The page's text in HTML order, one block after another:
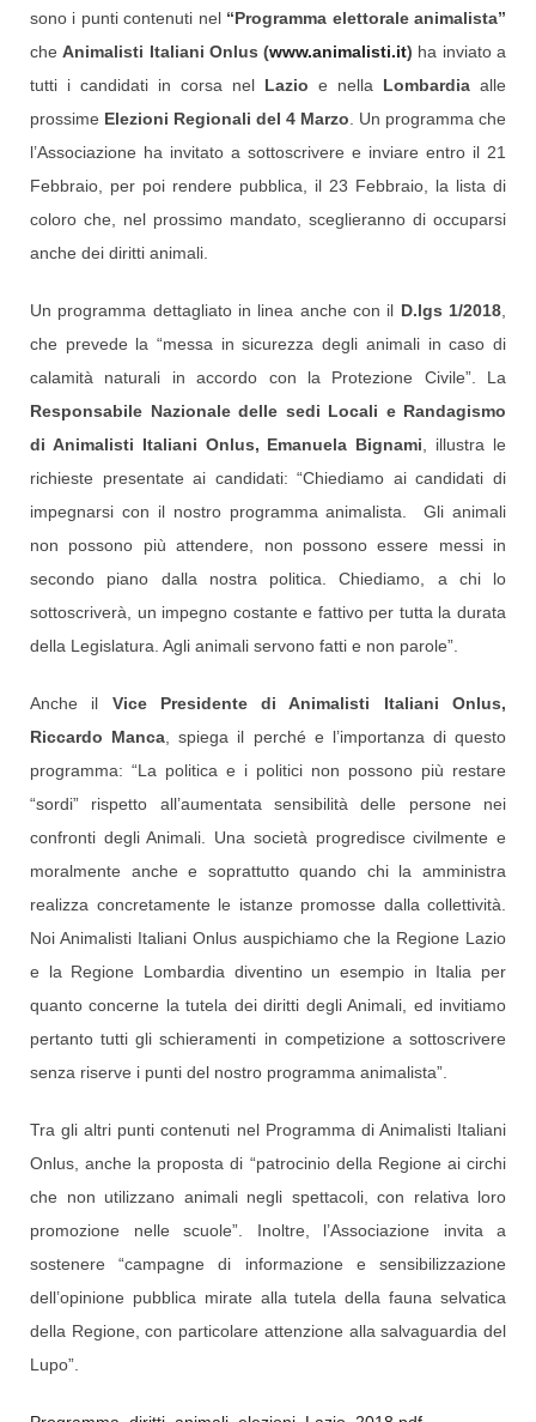
sono i punti contenuti nel “Programma elettorale animalista”
cheAnimalisti Italiani Onlus (www.animalisti.it) ha inviato a
tutti i candidati in corsa nel Lazio e nella Lombardia alle
prossime Elezioni Regionali del 4 Marzo. Un programma che
l’Associazione ha invitato a sottoscrivere e inviare entro il 21
Febbraio, per poi rendere pubblica, il 23 Febbraio, la lista di
coloro che, nel prossimo mandato, sceglieranno di occuparsi
anche dei diritti animali.
Un programma dettagliato in linea anche con il D.lgs 1/2018,
che prevede la “messa in sicurezza degli animali in caso di
calamità naturali in accordo con la Protezione Civile”. La
Responsabile Nazionale delle sedi Locali e Randagismo
di Animalisti Italiani Onlus, Emanuela Bignami, illustra le
richieste presentate ai candidati: “Chiediamo ai candidati di
impegnarsi con il nostro programma animalista. Gli animali
non possono più attendere, non possono essere messi in
secondo piano dalla nostra politica. Chiediamo, a chi lo
sottoscriverà, un impegno costante e fattivo per tutta la durata
della Legislatura. Agli animali servono fatti e non parole”.
Anche il Vice Presidente di Animalisti Italiani Onlus,
Riccardo Manca, spiega il perché e l’importanza di questo
programma: “La politica e i politici non possono più restare
“sordi” rispetto all’aumentata sensibilità delle persone nei
confronti degli Animali. Una società progredisce civilmente e
moralmente anche e soprattutto quando chi la amministra
realizza concretamente le istanze promosse dalla collettività.
Noi Animalisti Italiani Onlus auspichiamo che la Regione Lazio
e la Regione Lombardia diventino un esempio in Italia per
quanto concerne la tutela dei diritti degli Animali, ed invitiamo
pertanto tutti gli schieramenti in competizione a sottoscrivere
senza riserve i punti del nostro programma animalista”.
Tra gli altri punti contenuti nel Programma di Animalisti Italiani
Onlus, anche la proposta di “patrocinio della Regione ai circhi
che non utilizzano animali negli spettacoli, con relativa loro
promozione nelle scuole”. Inoltre, l’Associazione invita a
sostenere “campagne di informazione e sensibilizzazione
dell’opinione pubblica mirate alla tutela della fauna selvatica
della Regione, con particolare attenzione alla salvaguardia del
Lupo”.